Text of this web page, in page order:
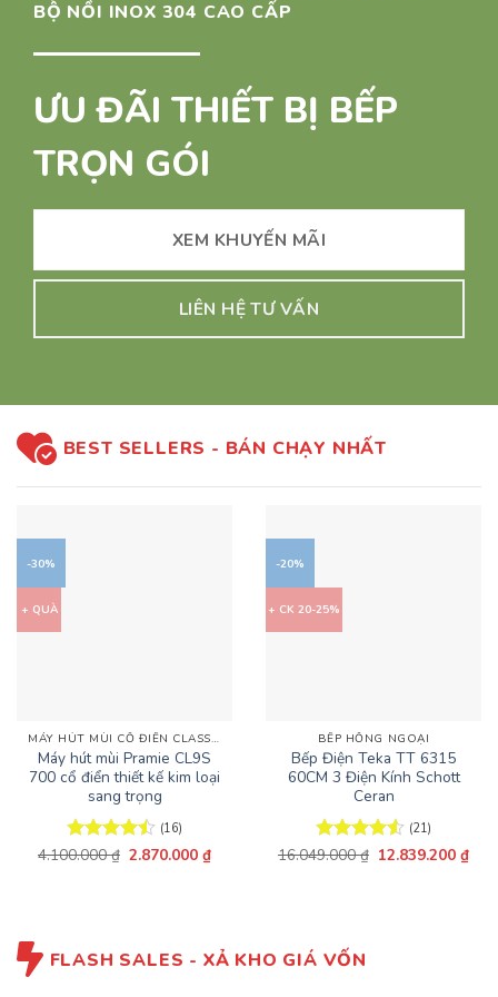
BỘ NỒI INOX 304 CAO CẤP
ƯU ĐÃI THIẾT BỊ BẾP
TRỌN GÓI
XEM KHUYẾN MÃI
LIÊN HỆ TƯ VẤN
BEST SELLERS - BÁN CHẠY NHẤT
-30%
+ QUÀ
MÁY HÚT MÙI CỔ ĐIỂN CLASSIC
Máy hút mùi Pramie CL9S
700 cổ điển thiết kế kim loại
sang trọng
Được xếp
(16)
4.100.000₫ Giá
2.870.000₫Giá
-20%
+ CK 20-25%
BẾP HỒNG NGOẠI
Bếp Điện Teka TT 6315
60CM 3 Điện Kính Schott
Ceran
Được xếp
(21)
16.049.000₫ Giá
12.839.200₫Giá
FLASH SALES - XẢ KHO GIÁ VỐN